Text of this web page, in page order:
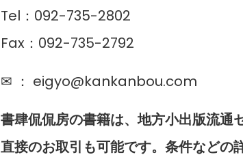
Tel：092-735-2802
Fax：092-735-2792
✉ ： eigyo@kankanbou.com
書肆侃侃房の書籍は、地方小出版流通
直接のお取引も可能です。条件などの